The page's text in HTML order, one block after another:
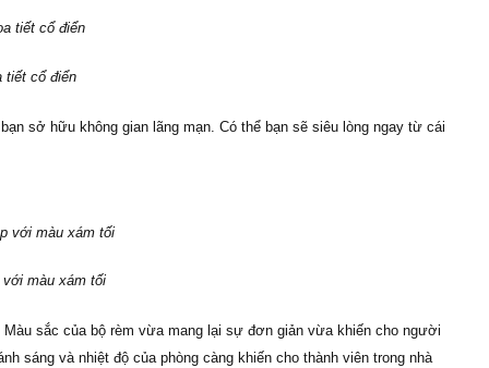
tiết cổ điển
sở hữu không gian lãng mạn. Có thể bạn sẽ siêu lòng ngay từ cái
với màu xám tối
sắc của bộ rèm vừa mang lại sự đơn giản vừa khiến cho người
sáng và nhiệt độ của phòng càng khiến cho thành viên trong nhà